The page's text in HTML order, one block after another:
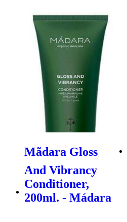
Mãdara Gloss
And Vibrancy
Conditioner,
200ml. - Mádara